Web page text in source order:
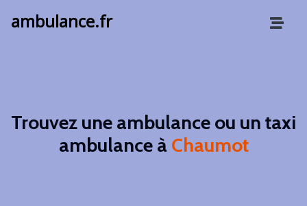
ambulance.fr
Trouvez une ambulance ou un taxi
ambulance à Chaumot